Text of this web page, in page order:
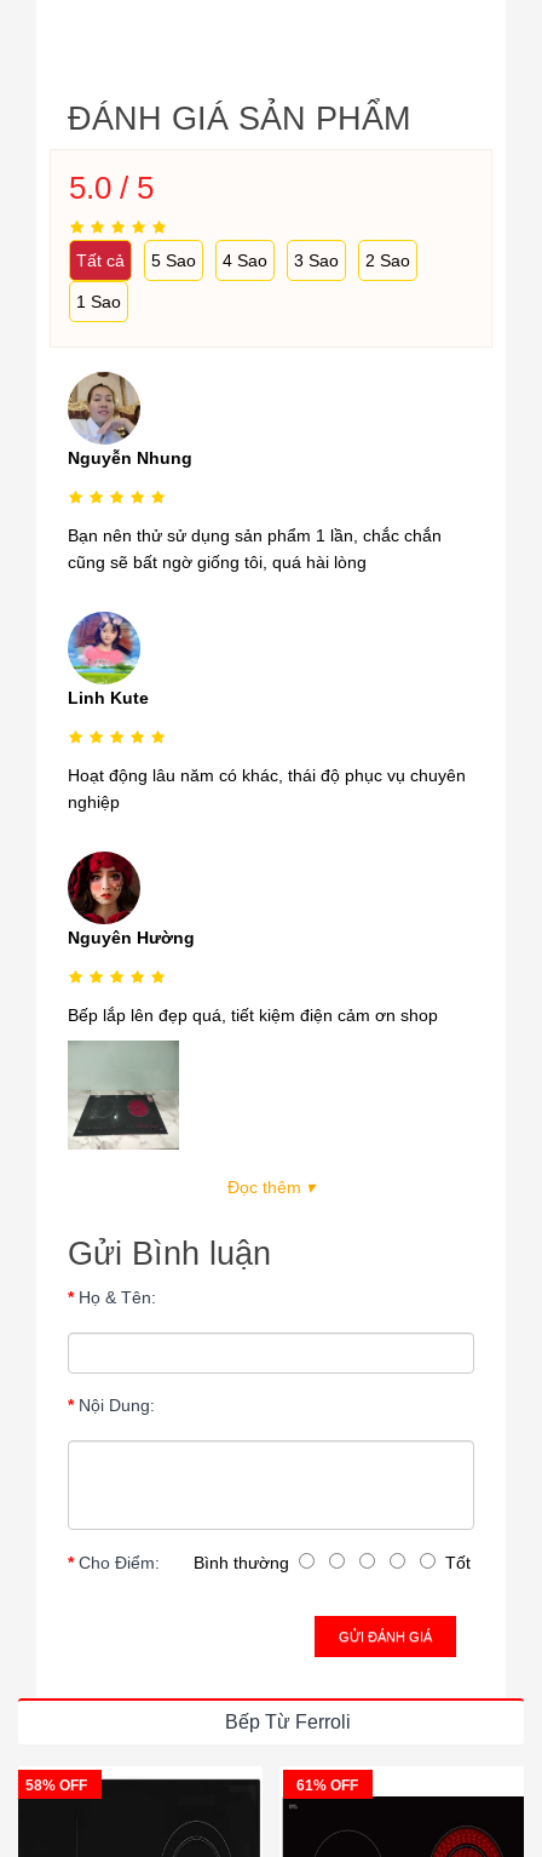
ĐÁNH GIÁ SẢN PHẨM
5.0 / 5
Tất cả 5 Sao 4 Sao 3 Sao 2 Sao
1 Sao
Nguyễn Nhung
Bạn nên thử sử dụng sản phẩm 1 lần, chắc chắn
cũng sẽ bất ngờ giống tôi, quá hài lòng
Linh Kute
Hoạt động lâu năm có khác, thái độ phục vụ chuyên
nghiệp
Nguyên Hường
Bếp lắp lên đẹp quá, tiết kiệm điện cảm ơn shop
Đọc thêm ▾
Gửi Bình luận
Họ & Tên:
Nội Dung:
Cho Điểm: Bình thường Tốt
GỬI ĐÁNH GIÁ
Bếp Từ Ferroli
58% OFF 61% OFF